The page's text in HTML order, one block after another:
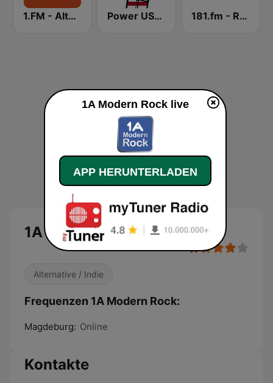
1.FM - Alternative Rock X Hits Power USA BOSTON 181.fm - Rock 181
1A Modern Rock Live
Alternative / Indie
Frequenzen 1A Modern Rock:
Magdeburg: Online
Kontakte
1A Modern Rock live
APP HERUNTERLADEN